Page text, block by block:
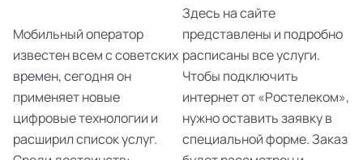
Мобильный оператор
известен всем с советских
времен, сегодня он
применяет новые
цифровые технологии и
расширил список услуг.
Здесь на сайте
представлены и подробно
расписаны все услуги.
Чтобы подключить
интернет от «Ростелеком»,
нужно оставить заявку в
специальной форме. Заказ